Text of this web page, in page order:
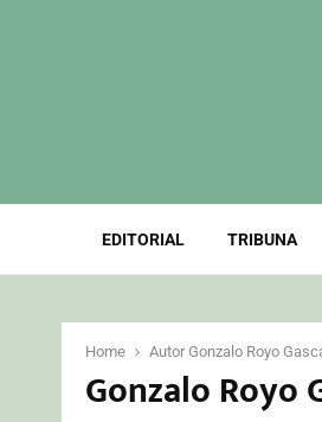
EDITORIAL TRIBUNA
Home Autor Gonzalo Royo
Gonzalo Royo